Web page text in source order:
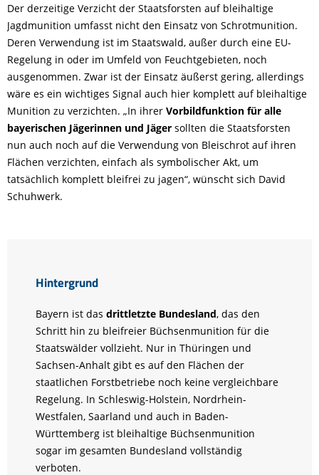
Der derzeitige Verzicht der Staatsforsten auf bleihaltige
Jagdmunition umfasst nicht den Einsatz von Schrotmunition.
Deren Verwendung ist im Staatswald, außer durch eine EU-
Regelung in oder im Umfeld von Feuchtgebieten, noch
ausgenommen. Zwar ist der Einsatz äußerst gering, allerdings
wäre es ein wichtiges Signal auch hier komplett auf bleihaltige
Munition zu verzichten. „In ihrer Vorbildfunktion für alle
bayerischen Jägerinnen und Jäger sollten die Staatsforsten
nun auch noch auf die Verwendung von Bleischrot auf ihren
Flächen verzichten, einfach als symbolischer Akt, um
tatsächlich komplett bleifrei zu jagen“, wünscht sich David
Schuhwerk.
Hintergrund
Bayern ist das drittletzte Bundesland, das den
Schritt hin zu bleifreier Büchsenmunition für die
Staatswälder vollzieht. Nur in Thüringen und
Sachsen-Anhalt gibt es auf den Flächen der
staatlichen Forstbetriebe noch keine vergleichbare
Regelung. In Schleswig-Holstein, Nordrhein-
Westfalen, Saarland und auch in Baden-
Württemberg ist bleihaltige Büchsenmunition
sogar im gesamten Bundesland vollständig
verboten.